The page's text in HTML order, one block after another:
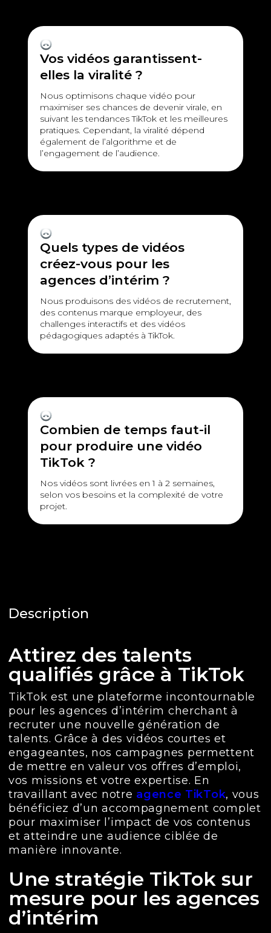
Vos vidéos garantissent-
elles la viralité ?
Nous optimisons chaque vidéo pour
maximiser ses chances de devenir virale, en
suivant les tendances TikTok et les meilleures
pratiques. Cependant, la viralité dépend
également de l’algorithme et de
l’engagement de l’audience.
Quels types de vidéos
créez-vous pour les
agences d’intérim ?
Nous produisons des vidéos de recrutement,
des contenus marque employeur, des
challenges interactifs et des vidéos
pédagogiques adaptés à TikTok.
Combien de temps faut-il
pour produire une vidéo
TikTok ?
Nos vidéos sont livrées en 1 à 2 semaines,
selon vos besoins et la complexité de votre
projet.
Description
Attirez des talents
qualifiés grâce à TikTok
TikTok est une plateforme incontournable
pour les agences d’intérim cherchant à
recruter une nouvelle génération de
talents. Grâce à des vidéos courtes et
engageantes, nos campagnes permettent
de mettre en valeur vos offres d’emploi,
vos missions et votre expertise. En
travaillant avec notre agence TikTok, vous
bénéficiez d’un accompagnement complet
pour maximiser l’impact de vos contenus
et atteindre une audience ciblée de
manière innovante.
Une stratégie TikTok sur
mesure pour les agences
d’intérim